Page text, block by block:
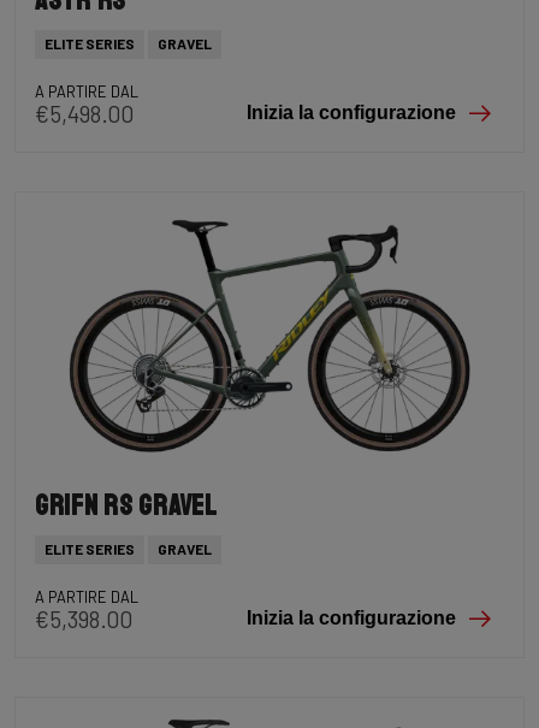
ELITE SERIES GRAVEL
A PARTIRE DAL
€5,498.00 Inizia la configurazione
Grifn RS Gravel
ELITE SERIES GRAVEL
A PARTIRE DAL
€5,398.00 Inizia la configurazione